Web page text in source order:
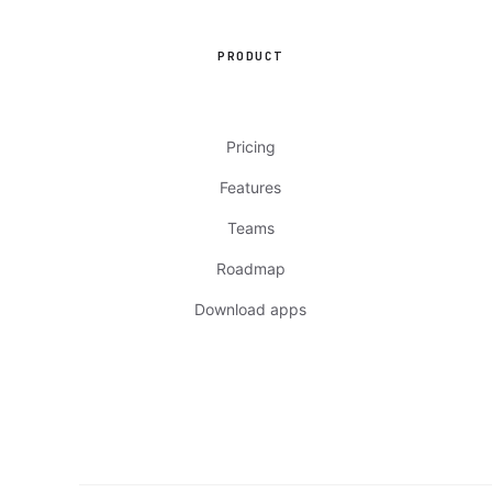
PRODUCT
Pricing
Features
Teams
Roadmap
Download apps